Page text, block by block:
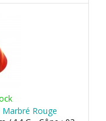
Marbré Rouge